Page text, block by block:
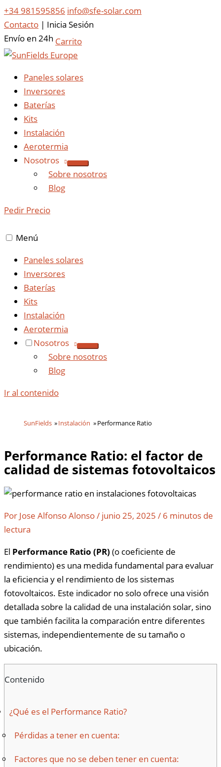
+34 981595856 info@sfe-solar.com
Contacto | Inicia Sesión
Envío en 24h Carrito
Paneles solares
Inversores
Baterías
Kits
Instalación
Aerotermia
Nosotros
Sobre nosotros
Blog
Pedir Precio
Menú
Paneles solares
Inversores
Baterías
Kits
Instalación
Aerotermia
Nosotros
Sobre nosotros
Blog
Ir al contenido
SunFields Instalación Performance Ratio
Performance Ratio: el factor de
calidad de sistemas fotovoltaicos
Por Jose Alfonso Alonso/ junio 25, 2025 / 6 minutos de
lectura
El Performance Ratio (PR) (o coeficiente de
rendimiento) es una medida fundamental para evaluar
la eficiencia y el rendimiento de los sistemas
fotovoltaicos. Este indicador no solo ofrece una visión
detallada sobre la calidad de una instalación solar, sino
que también facilita la comparación entre diferentes
sistemas, independientemente de su tamaño o
ubicación.
Contenido
¿Qué es el Performance Ratio?
Pérdidas a tener en cuenta:
Factores que no se deben tener en cuenta: